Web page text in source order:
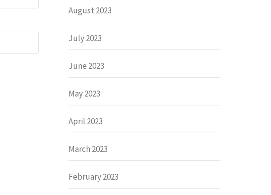
August 2023
July 2023
June 2023
May 2023
April 2023
March 2023
February 2023